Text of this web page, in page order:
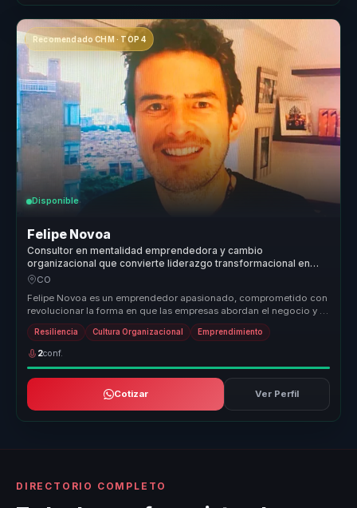
Recomendado CHM · TOP 4
Disponible
Felipe Novoa
Consultor en mentalidad emprendedora y cambio
organizacional que convierte liderazgo transformacional en
resiliencia, acción y crecimiento para equipos.
CO
Felipe Novoa es un emprendedor apasionado, comprometido con
revolucionar la forma en que las empresas abordan el negocio y el
impacto soc...
Resiliencia Cultura Organizacional Emprendimiento
2conf.
Cotizar Ver Perfil
DIRECTORIO COMPLETO